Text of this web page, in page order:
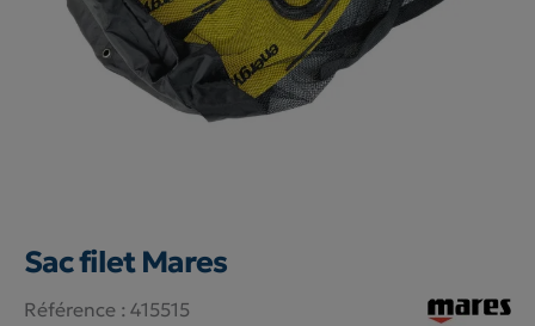
Sac filet Mares
Référence : 415515